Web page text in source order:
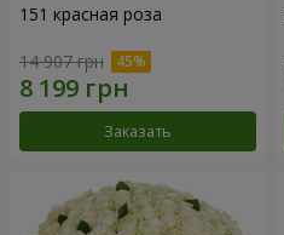
151 красная роза
14 907 грн
Заказать